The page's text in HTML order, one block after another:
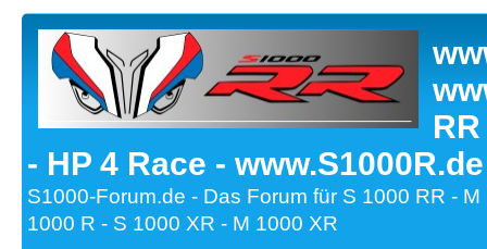
- HP 4 Race -
S1000-Forum.de - Das Forum für S 1000 RR -
1000 R - S 1000 XR - M 1000 XR